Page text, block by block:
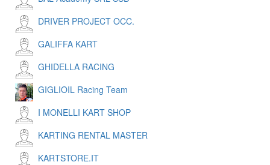
DRIVER PROJECT OCC.
GALIFFA KART
GHIDELLA RACING
GIGLIOIL Racing Team
I MONELLI KART SHOP
KARTING RENTAL MASTER
KARTSTORE.IT